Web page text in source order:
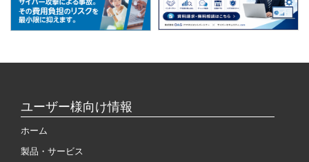
ユーザー様向け情報
ホーム
製品・サービス